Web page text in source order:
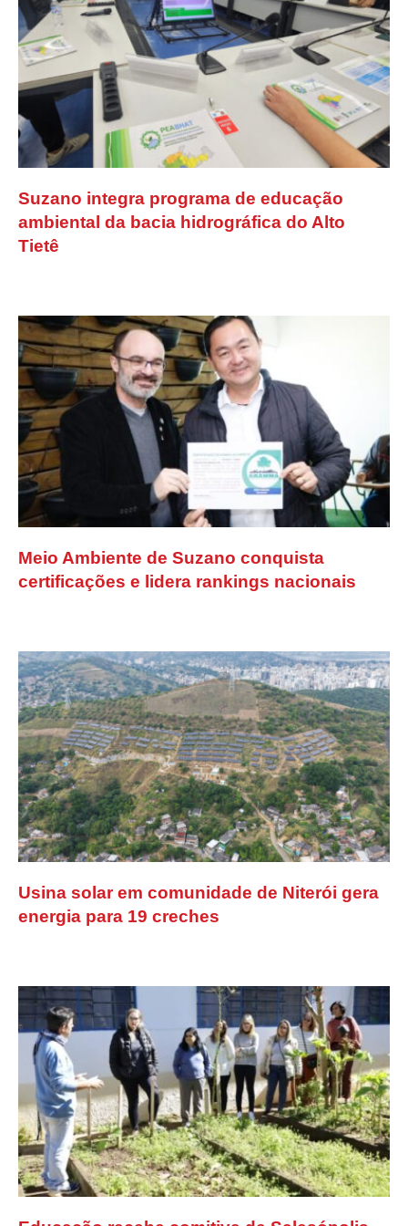
Suzano integra programa de educação
ambiental da bacia hidrográfica do Alto
Tietê
Meio Ambiente de Suzano conquista
certificações e lidera rankings nacionais
Usina solar em comunidade de Niterói gera
energia para 19 creches